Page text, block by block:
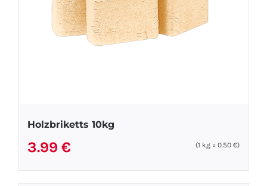
Holzbriketts 10kg
3.99 € (1 kg =0.50€)